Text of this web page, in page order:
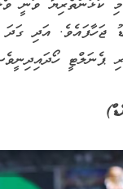
ޕެނަލްޓީ